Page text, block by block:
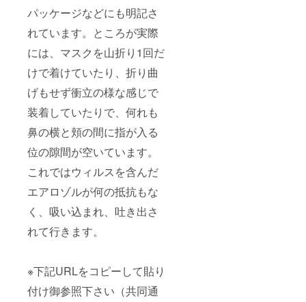
パッケージなどにも明記さ
れています。ところが実際
には、マスクを山折り1回だ
けで着けていたり、折り曲
げもせず衝立の様な感じで
装着していたりで、何れも
鼻の横と頬の間に指が入る
位の隙間が空いています。
これではウィルスを含んだ
エアロゾルが何の抵抗もな
く、吸い込まれ、吐き出さ
れて行きます。
※下記URLをコピーして貼り
付け御参照下さい（共同通